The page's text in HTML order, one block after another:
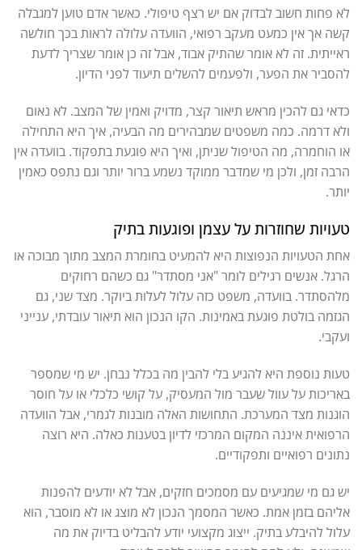
לא פחות חשוב לבדוק אם יש רצף טיפולי. כאשר אדם טוען למגבלה
קשה אך אין כמעט מעקב רפואי, הוועדה עלולה לראות בכך חולשה
ראייתית. זה לא אומר שהתיק אבוד, אבל זה כן אומר שצריך לדעת
להסביר את הפער, ולפעמים להשלים תיעוד לפני הדיון.
כדאי גם להכין מראש תיאור קצר, מדויק ואמין של המצב. לא נאום
ולא דרמה. כמה משפטים שמבהירים מה הבעיה, איך היא התחילה
או הוחמרה, מה הטיפול שניתן, ואיך היא פוגעת בתפקוד. בוועדה אין
הרבה זמן, ולכן מי שמדבר ממוקד נשמע ברור יותר וגם נתפס כאמין
יותר.
טעויות שחוזרות על עצמן ופוגעות בתיק
אחת הטעויות הנפוצות היא להמעיט בחומרת המצב מתוך מבוכה או
הרגל. אנשים רגילים לומר "אני מסתדר" גם כשהם רחוקים
מלהסתדר. בוועדה, משפט כזה עלול לעלות ביוקר. מצד שני, גם
הגזמה בולטת פוגעת באמינות. הקו הנכון הוא תיאור עובדתי, ענייני
ועקבי.
טעות נוספת היא להגיע בלי להבין מה בכלל נבחן. יש מי שמספר
באריכות על עוול שעבר מול המעסיק, על קושי כלכלי או על חוסר
הוגנות מצד המערכת. התחושות האלה מובנות לגמרי, אבל הוועדה
הרפואית איננה המקום המרכזי לדיון בטענות כאלה. היא רוצה
נתונים רפואיים ותפקודיים.
יש גם מי שמגיעים עם מסמכים חזקים, אבל לא יודעים להפנות
אליהם בזמן אמת. כאשר המסמך הנכון לא מוצג או לא מוסבר, הוא
עלול להיבלע בתיק. ייצוג מקצועי יודע להבליט בדיוק את מה